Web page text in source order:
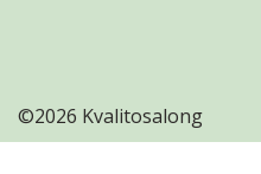
©2026 Kvalitosalong